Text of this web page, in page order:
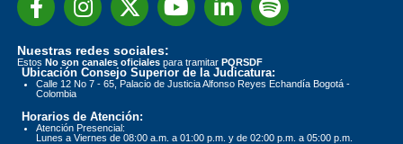
Nuestras redes sociales:
Estos No son canales oficiales para tramitar PQRSDF
Ubicación Consejo Superior de la Judicatura:
Calle 12 No 7 - 65, Palacio de Justicia Alfonso Reyes Echandía Bogotá -
Colombia
Horarios de Atención:
Atención Presencial:
Lunes a Viernes de 08:00 a.m. a 01:00 p.m. y de 02:00 p.m. a 05:00 p.m.